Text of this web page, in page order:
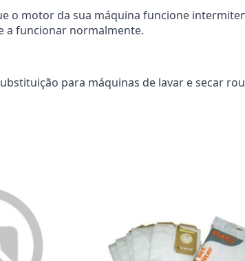
o motor da sua máquina funcione
a funcionar normalmente.
para máquinas de lavar e secar